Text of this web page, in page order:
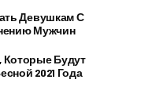
Девушкам С
Мужчин
Будут
2021 Года